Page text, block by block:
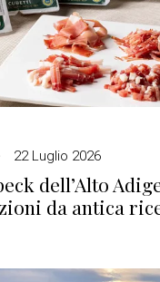
22 Luglio 2026
dell’Alto
da antica